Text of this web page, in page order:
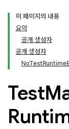
이 페이지의 내용
요약
공개 생성자
공개 생성자
Test